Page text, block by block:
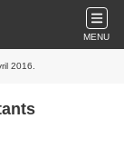
MENU
2016.